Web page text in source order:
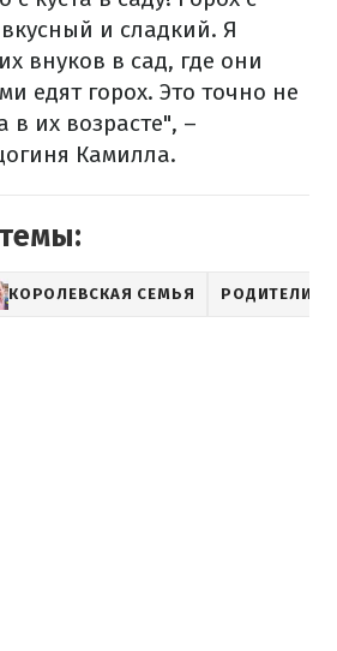
и сладкий. Я
внуков в сад, где они
едят горох. Это точно не
в их возрасте", –
Камилла.
КОРОЛЕВСКАЯ СЕМЬЯ РОДИТЕЛИ И